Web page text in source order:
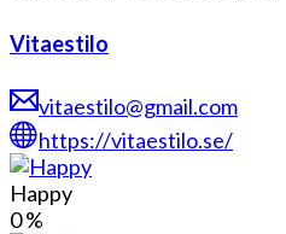
Vitaestilo
vitaestilo@gmail.com
https://vitaestilo.se/
Happy
0%